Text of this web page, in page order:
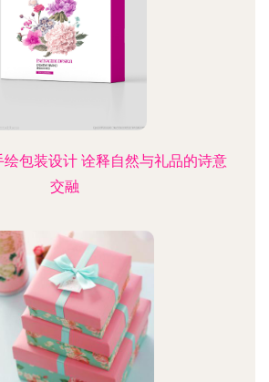
包装设计 诠释自然与礼品的诗意
交融